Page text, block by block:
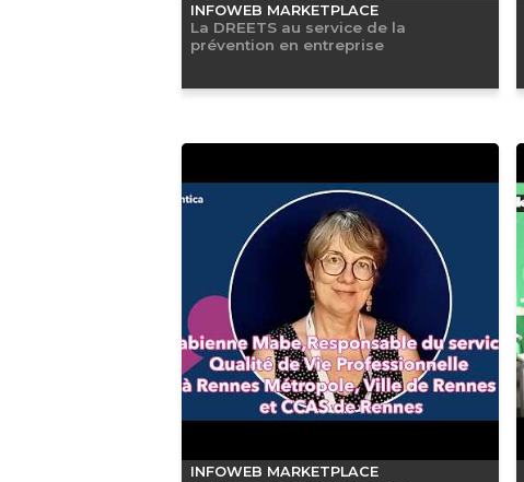
INFOWEB MARKETPLACE
La DREETS au service de la
prévention en entreprise
INFOWEB MARKETPLACE